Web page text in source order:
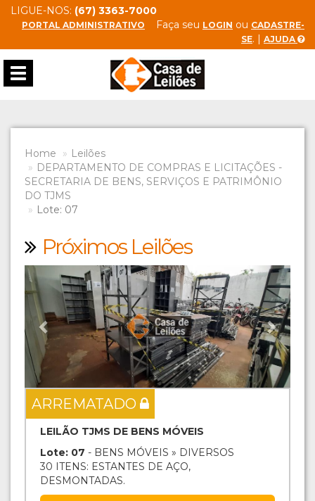
LIGUE-NOS: (67) 3363-7000
PORTAL ADMINISTRATIVO Faça seu LOGIN ou CADASTRE-
SE. | AJUDA
Toggle
navigation
Home
Leilões
DEPARTAMENTO DE COMPRAS E LICITAÇÕES -
SECRETARIA DE BENS, SERVIÇOS E PATRIMÔNIO
DO TJMS
Lote: 07
Próximos Leilões
Previous Next
ARREMATADO
LEILÃO TJMS DE BENS MÓVEIS
Lote: 07 - BENS MÓVEIS » DIVERSOS
30 ITENS: ESTANTES DE AÇO,
DESMONTADAS.